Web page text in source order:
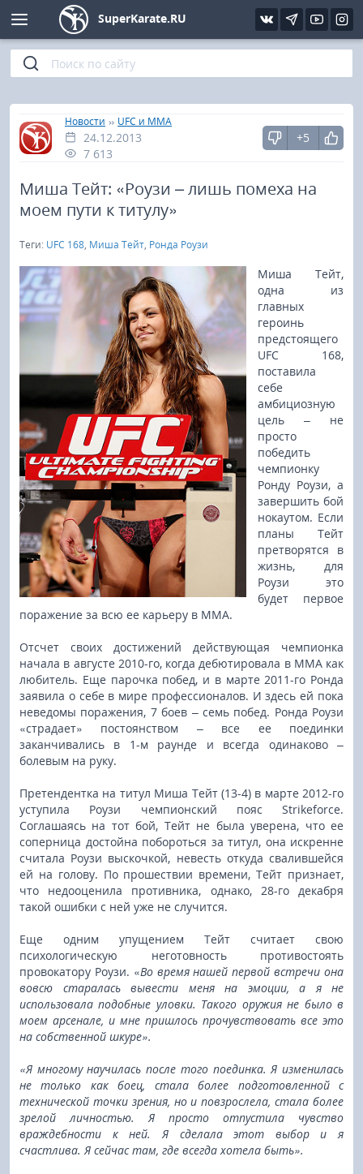
SuperKarate.RU
Главная
»
Новости » UFC и MMA
24.12.2013
7 613
+5
Миша Тейт: «Роузи – лишь помеха на
моем пути к титулу»
Теги: UFC 168, Миша Тейт, Ронда Роузи
Миша Тейт,
одна из
главных
героинь
предстоящего
UFC 168,
поставила
себе
амбициозную
цель – не
просто
победить
чемпионку
Ронду Роузи, а
завершить бой
нокаутом. Если
планы Тейт
претворятся в
жизнь, для
Роузи это
будет первое
поражение за всю ее карьеру в ММА.
Отсчет своих достижений действующая чемпионка
начала в августе 2010-го, когда дебютировала в ММА как
любитель. Еще парочка побед, и в марте 2011-го Ронда
заявила о себе в мире профессионалов. И здесь ей пока
неведомы поражения, 7 боев – семь побед. Ронда Роузи
«страдает» постоянством – все ее поединки
заканчивались в 1-м раунде и всегда одинаково –
болевым на руку.
Претендентка на титул Миша Тейт (13-4) в марте 2012-го
уступила Роузи чемпионский пояс Strikeforce.
Соглашаясь на тот бой, Тейт не была уверена, что ее
соперница достойна побороться за титул, она искренне
считала Роузи выскочкой, невесть откуда свалившейся
ей на голову. По прошествии времени, Тейт признает,
что недооценила противника, однако, 28-го декабря
такой ошибки с ней уже не случится.
Еще одним упущением Тейт считает свою
психологическую неготовность противостоять
провокатору Роузи. «Во время нашей первой встречи она
вовсю старалась вывести меня на эмоции, а я не
использовала подобные уловки. Такого оружия не было в
моем арсенале, и мне пришлось прочувствовать все это
на собственной шкуре».
«Я многому научилась после того поединка. Я изменилась
не только как боец, стала более подготовленной с
технической точки зрения, но и повзрослела, стала более
зрелой личностью. Я просто отпустила чувство
враждебности к ней. Я сделала этот выбор и я
счастлива. Я сейчас там, где всегда хотела быть».
Киокушинкай
Кёкусин (IFK)
Шинкиокушинкай
Кекусин-кан
Бокс
UFC и MMA
Фото
Видео
Интервью
Статьи
Уроки каратэ
Файлы
Библиотека